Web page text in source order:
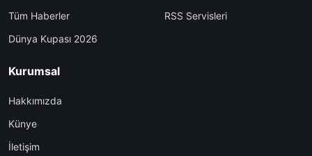
Tüm Haberler
Dünya Kupası 2026
RSS Servisleri
Kurumsal
Hakkımızda
Künye
İletişim